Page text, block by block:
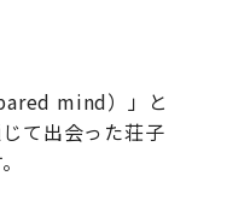
mind）」と
て出会った荘子